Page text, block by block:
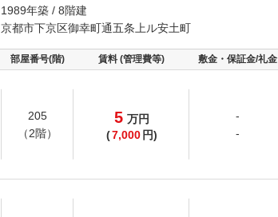
1989年築 / 8階建
京都市下京区御幸町通五条上ル安土町
部屋番号(階) 賃料 (管理費等) 敷金・保証金/礼金
205
（2階）
5 万円
(7,000 円)
-
-